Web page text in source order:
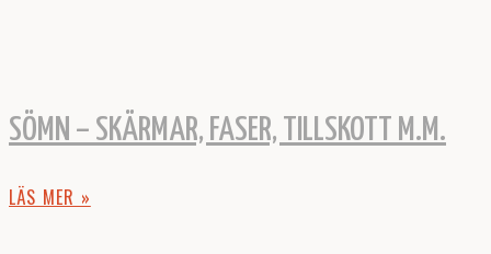
SÖMN – SKÄRMAR, FASER, TILLSKOTT M.M.
LÄS MER »